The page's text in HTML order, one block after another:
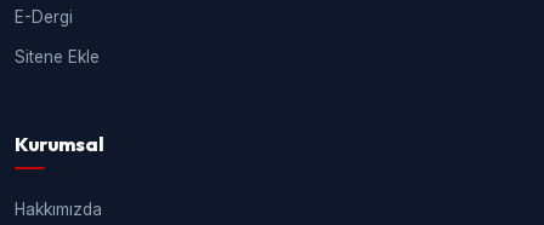
E-Dergi
Sitene Ekle
Kurumsal
Hakkımızda